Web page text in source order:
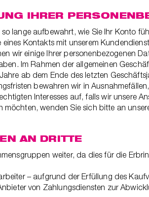
IHRER
lange aufbewahrt, wie Sie Ihr Konto
Kontakts mit unserem
wir einige Ihrer personenbezogenen
Im Rahmen der allgemeinen
ab dem Ende des letzten
bewahren wir in
Interesses auf, falls wir unsere
möchten, wenden Sie sich bitte an
AN DRITTE
weiter, da dies für die
– aufgrund der Erfüllung des
von Zahlungsdiensten zur